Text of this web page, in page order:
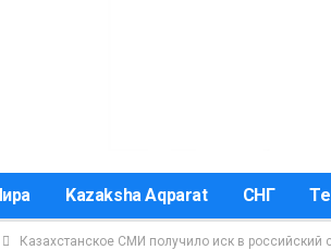
Kazaksha Aqparat СНГ
Казахстанское СМИ получило иск в российский